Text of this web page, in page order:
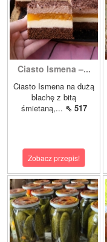
Ciasto Ismena –...
Ciasto Ismena na dużą
blachę z bitą
śmietaną,... ⇖ 517
Zobacz przepis!